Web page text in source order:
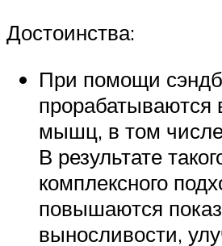
Достоинства:
При помощи
прорабатываются
мышц, в том
В результате
комплексного
повышаются
выносливости,